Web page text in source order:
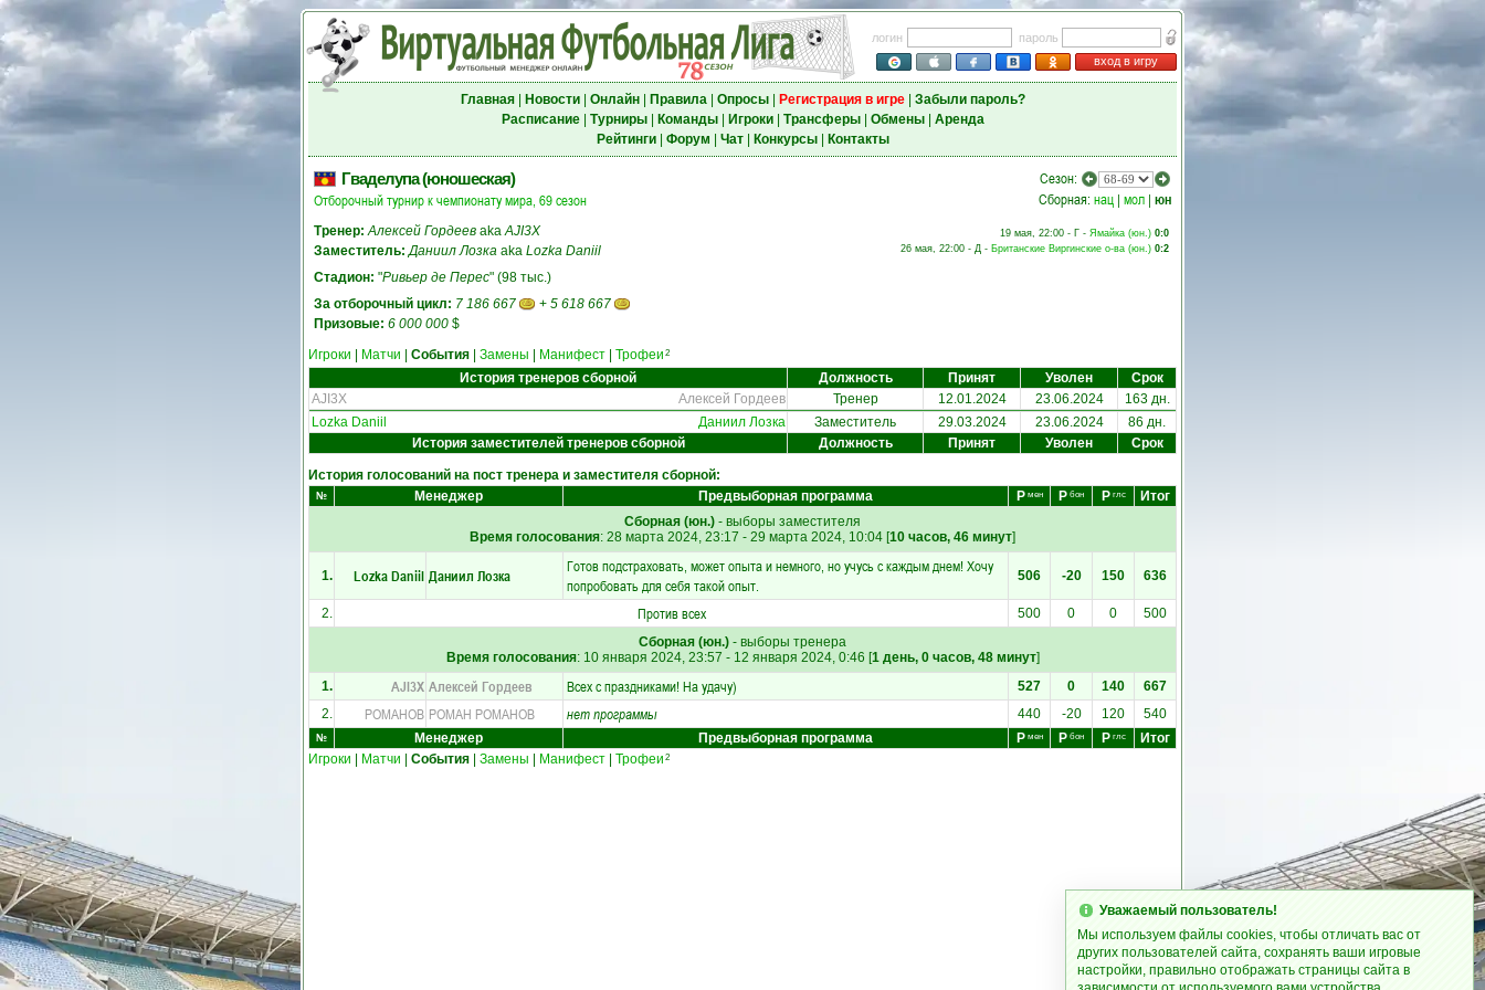
логин
пароль
вход в игру
Главная| Новости| Онлайн| Правила| Опросы| Регистрация в игре| Забыли пароль?
Расписание| Турниры| Команды| Игроки| Трансферы| Обмены| Аренда
Рейтинги| Форум Чат| Конкурсы| Контакты
Гваделупа (юношеская)
Отборочный турнир к чемпионату мира, 69 сезон
Тренер: Алексей Гордеев akaAJI3X
Заместитель: Даниил Лозка aka Lozka Daniil
Стадион: "Ривьер де Перес" (98 тыс.)
За отборочный цикл: 7 186 667 + 5 618 667
Призовые: 6 000 000 $
Сезон:
Сборная: нац | мол | юн
19 мая, 22:00 - Г - Ямайка (юн.) 0:0
26 мая, 22:00 - Д - Британские Виргинские о-ва (юн.) 0:2
Игроки Матчи События Замены Манифест Трофеи 2
История тренеров сборной Должность Принят Уволен
Срок
Алексей Гордеев
AJI3X Тренер 12.01.2024 23.06.2024
163 дн.
Даниил Лозка
Lozka Daniil Заместитель 29.03.2024 23.06.2024
86 дн.
История заместителей тренеров сборной
Должность Принят Уволен Срок
История голосований на пост тренера и заместителя сборной:
№ Менеджер Предвыборная программа Рмен Р бон Рглс
Итог
Сборная (юн.) - выборы заместителя
Время голосования: 28 марта 2024, 23:17 - 29 марта 2024, 10:04 [10 часов, 46 минут]
1. Lozka Daniil Даниил Лозка
Готов подстраховать, может опыта и немного, но учусь с каждым днем! Хочу
попробовать для себя такой опыт.
506 -20 150 636
2. Против всех 500 0 0
500
Сборная (юн.) - выборы тренера
Время голосования: 10 января 2024, 23:57 - 12 января 2024, 0:46 [1 день, 0 часов, 48 минут]
1.
AJI3X Алексей Гордеев Всех с праздниками! На удачу) 527 0 140
667
2.
РОМАНОВ РОМАН РОМАНОВ нет программы 440 -20 120 540
№ Менеджер Предвыборная программа Рмен Р бон Рглс
Итог
Игроки
Матчи События Замены Манифест Трофеи 2
Уважаемый пользователь!
Мы используем файлы cookies, чтобы отличать вас от
других пользователей сайта, сохранять ваши игровые
настройки, правильно отображать страницы сайта в